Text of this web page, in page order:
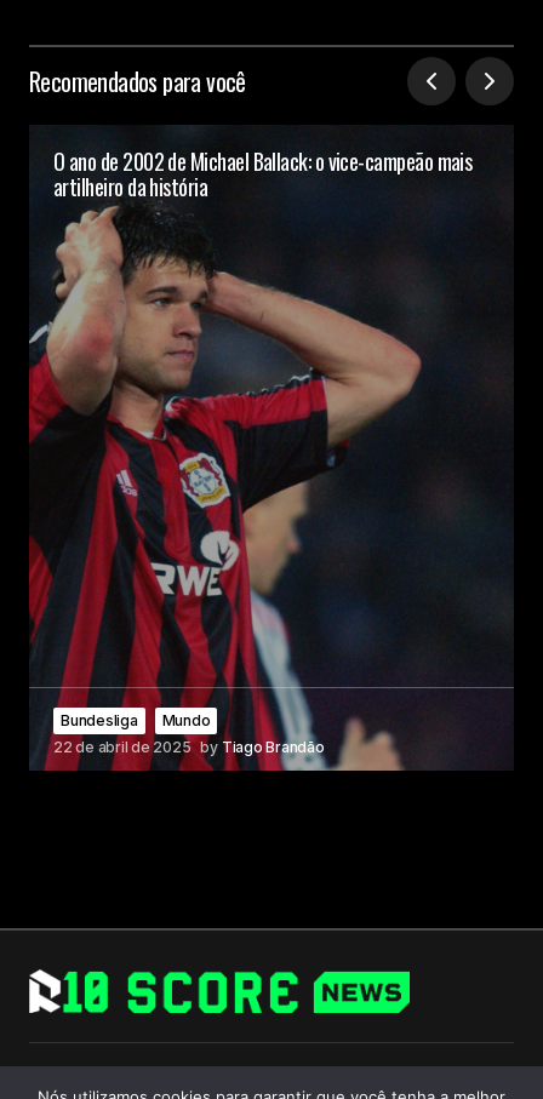
Recomendados para você
O ano de 2002 de Michael Ballack: o vice-campeão mais
artilheiro da história
Bundesliga
Mundo
22 de abril de 2025 by Tiago Brandão
Follow Us